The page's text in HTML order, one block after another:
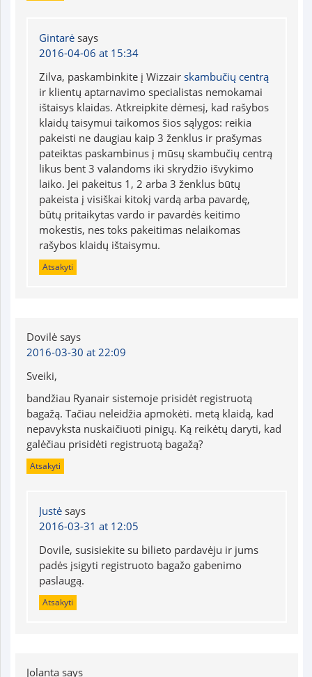
Gintarė says
2016-04-06 at 15:34
Zilva, paskambinkite į Wizzair skambučių centrą
ir klientų aptarnavimo specialistas nemokamai
ištaisys klaidas. Atkreipkite dėmesį, kad rašybos
klaidų taisymui taikomos šios sąlygos: reikia
pakeisti ne daugiau kaip 3 ženklus ir prašymas
pateiktas paskambinus į mūsų skambučių centrą
likus bent 3 valandoms iki skrydžio išvykimo
laiko. Jei pakeitus 1, 2 arba 3 ženklus būtų
pakeista į visiškai kitokį vardą arba pavardę,
būtų pritaikytas vardo ir pavardės keitimo
mokestis, nes toks pakeitimas nelaikomas
rašybos klaidų ištaisymu.
Atsakyti
Dovilė says
2016-03-30 at 22:09
Sveiki,
bandžiau Ryanair sistemoje prisidėt registruotą
bagažą. Tačiau neleidžia apmokėti. metą klaidą, kad
nepavyksta nuskaičiuoti pinigų. Ką reikėtų daryti, kad
galėčiau prisidėti registruotą bagažą?
Atsakyti
Justė says
2016-03-31 at 12:05
Dovile, susisiekite su bilieto pardavėju ir jums
padės įsigyti registruoto bagažo gabenimo
paslaugą.
Atsakyti
Jolanta says